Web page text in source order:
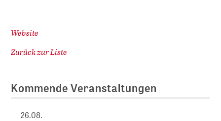
Website
Zurück zur Liste
Kommende Veranstaltungen
26.08.